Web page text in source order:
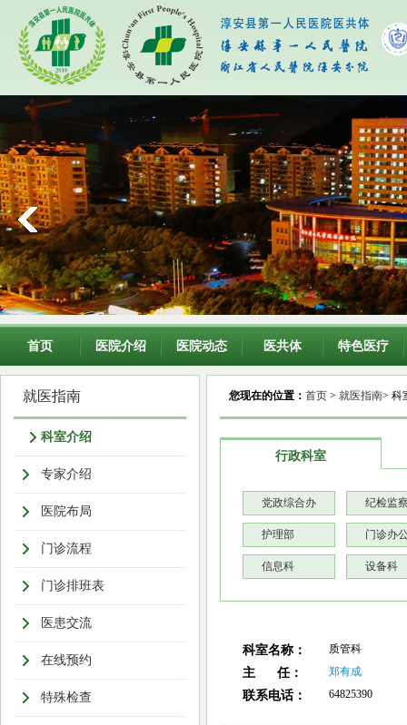
首页 医院介绍 医院动态 医共体 特色医疗
就医指南
科室介绍
专家介绍
医院布局
门诊流程
门诊排班表
医患交流
在线预约
特殊检查
您现在的位置： 首页 > 就医指南> 科
行政科室
党政综合办 纪检监
护理部 门诊办
信息科 设备科
科室名称： 质管科
主 任： 郑有成
联系电话： 64825390